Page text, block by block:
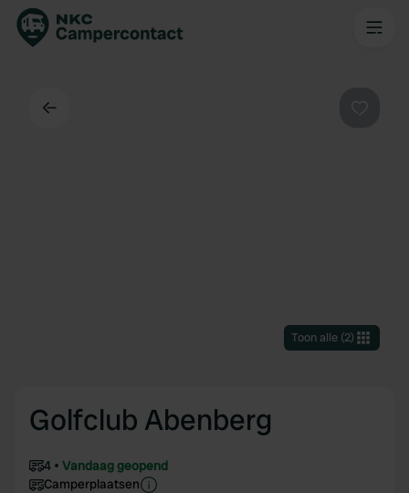
Toon alle(2)
Golfclub Abenberg
4
Vandaag geopend
Camperplaatsen